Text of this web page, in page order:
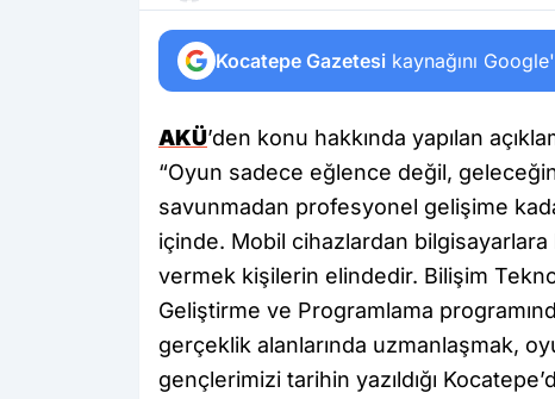
Kocatepe Gazetesi kaynağını
AKÜ’den konu hakkında yapılan
“Oyun sadece eğlence değil,
savunmadan profesyonel gelişime
içinde. Mobil cihazlardan
vermek kişilerin elindedir. Bilişim
Geliştirme ve Programlama
gerçeklik alanlarında uzmanlaşmak,
gençlerimizi tarihin yazıldığı